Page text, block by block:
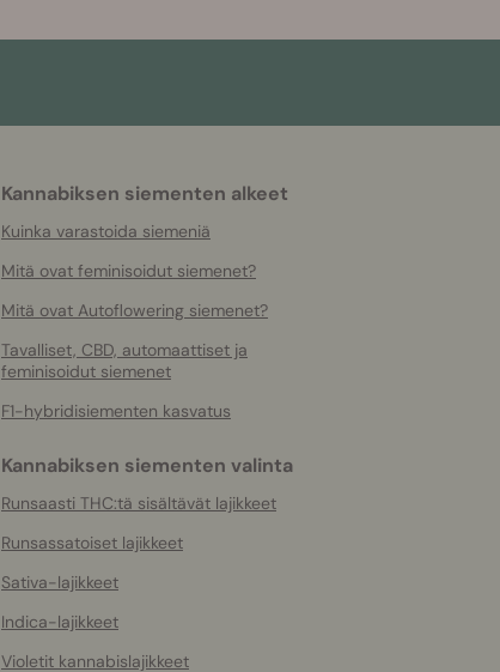
Kannabiksen siementen alkeet
Kuinka varastoida siemeniä
Mitä ovat feminisoidut siemenet?
Mitä ovat Autoflowering siemenet?
Tavalliset, CBD, automaattiset ja
feminisoidut siemenet
F1-hybridisiementen kasvatus
Kannabiksen siementen valinta
Runsaasti THC:tä sisältävät lajikkeet
Runsassatoiset lajikkeet
Sativa-lajikkeet
Indica-lajikkeet
Violetit kannabislajikkeet